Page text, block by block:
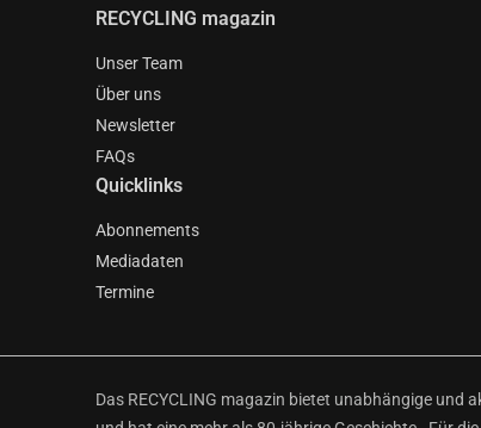
RECYCLING magazin
Unser Team
Über uns
Newsletter
FAQs
Quicklinks
Abonnements
Mediadaten
Termine
Das RECYCLING magazin bietet unabhängige